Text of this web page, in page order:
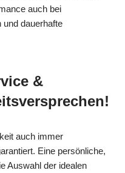
auch bei
und dauerhafte
&
auch immer
Eine persönliche,
Auswahl der idealen